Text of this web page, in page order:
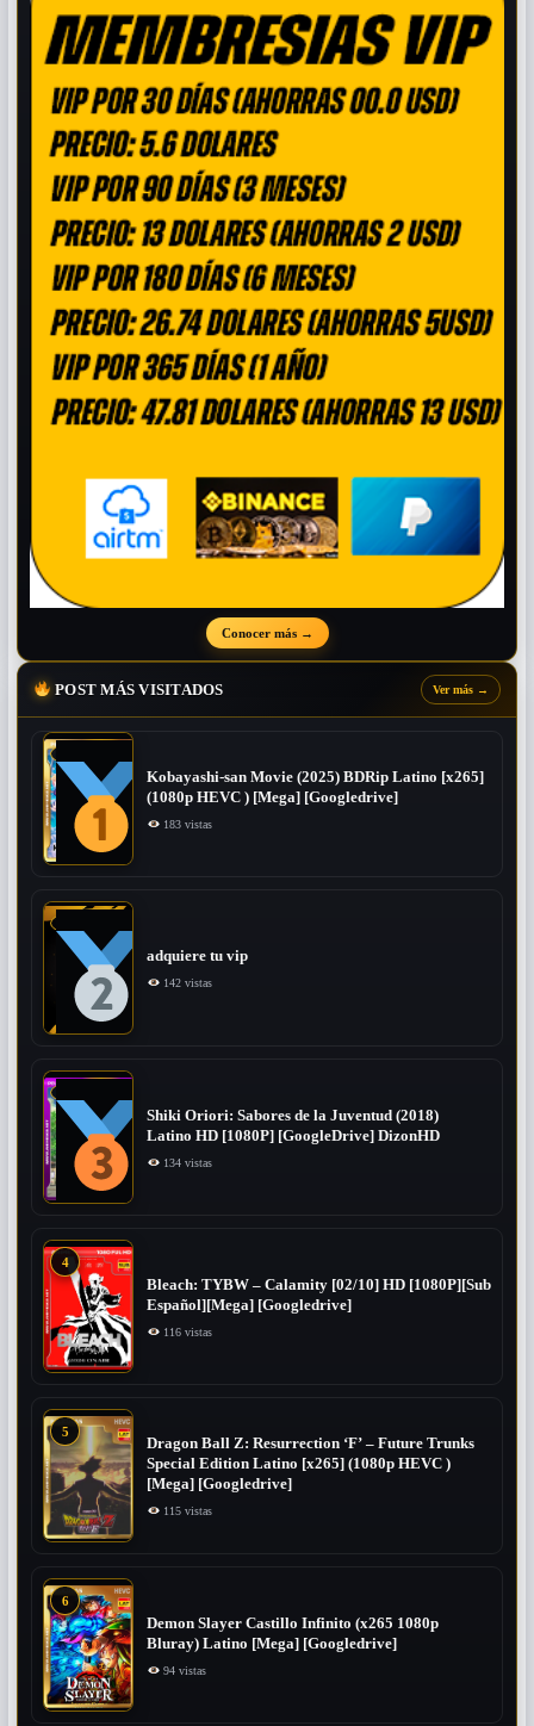
Conocer más →
POST MÁS VISITADOS Ver más →
Kobayashi-san Movie (2025) BDRip Latino [x265]
(1080p HEVC ) [Mega] [Googledrive]
183 vistas
adquiere tu vip
142 vistas
Shiki Oriori: Sabores de la Juventud (2018)
Latino HD [1080P] [GoogleDrive] DizonHD
134 vistas
4
Bleach: TYBW – Calamity [02/10] HD [1080P][Sub
Español][Mega] [Googledrive]
116 vistas
5
Dragon Ball Z: Resurrection ‘F’ – Future Trunks
Special Edition Latino [x265] (1080p HEVC )
[Mega] [Googledrive]
115 vistas
6
Demon Slayer Castillo Infinito (x265 1080p
Bluray) Latino [Mega] [Googledrive]
94 vistas